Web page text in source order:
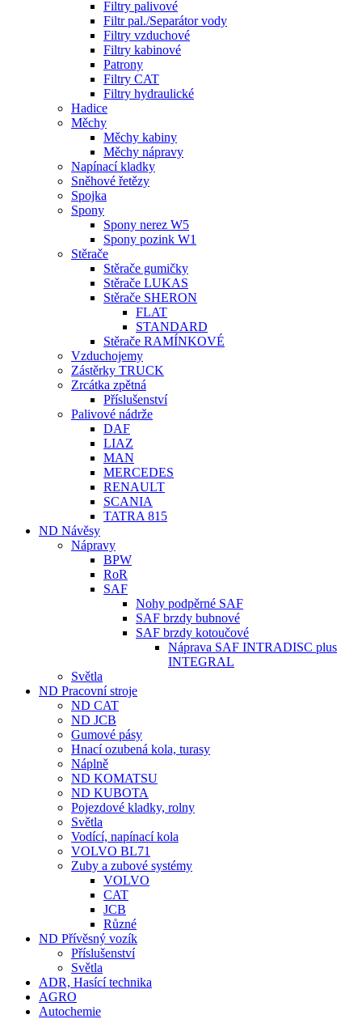
Filtry palivové
Filtr pal./Separátor vody
Filtry vzduchové
Filtry kabinové
Patrony
Filtry CAT
Filtry hydraulické
Hadice
Měchy
Měchy kabiny
Měchy nápravy
Napínací kladky
Sněhové řetězy
Spojka
Spony
Spony nerez W5
Spony pozink W1
Stěrače
Stěrače gumičky
Stěrače LUKAS
Stěrače SHERON
FLAT
STANDARD
Stěrače RAMÍNKOVÉ
Vzduchojemy
Zástěrky TRUCK
Zrcátka zpětná
Příslušenství
Palivové nádrže
DAF
LIAZ
MAN
MERCEDES
RENAULT
SCANIA
TATRA 815
ND Návěsy
Nápravy
BPW
RoR
SAF
Nohy podpěrné SAF
SAF brzdy bubnové
SAF brzdy kotoučové
Náprava SAF INTRADISC plus
INTEGRAL
Světla
ND Pracovní stroje
ND CAT
ND JCB
Gumové pásy
Hnací ozubená kola, turasy
Náplně
ND KOMATSU
ND KUBOTA
Pojezdové kladky, rolny
Světla
Vodící, napínací kola
VOLVO BL71
Zuby a zubové systémy
VOLVO
CAT
JCB
Různé
ND Přívěsný vozík
Příslušenství
Světla
ADR, Hasící technika
AGRO
Autochemie